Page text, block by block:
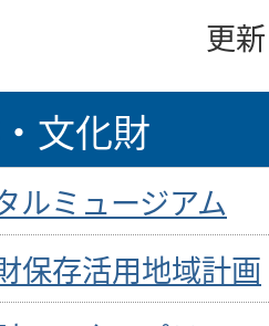
更
文化財
ルミュージアム
保存活用地域計画